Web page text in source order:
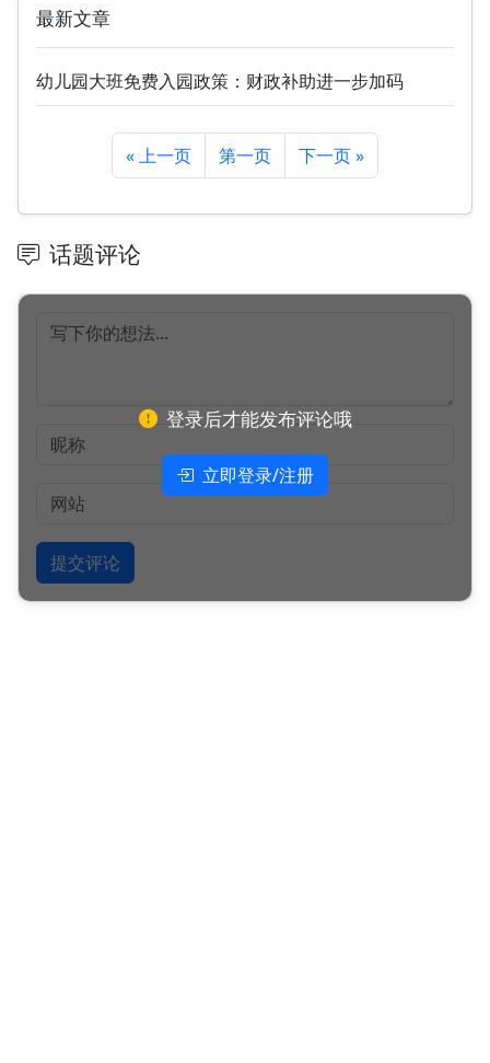
最新文章
幼儿园大班免费入园政策：财政补助进一步加码
« 上一页 第一页 下一页 »
话题评论
登录后才能发布评论哦
立即登录/注册
提交评论